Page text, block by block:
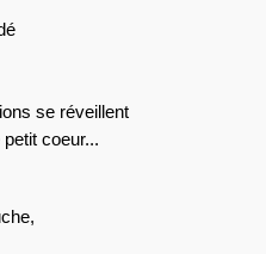
se réveillent
coeur...